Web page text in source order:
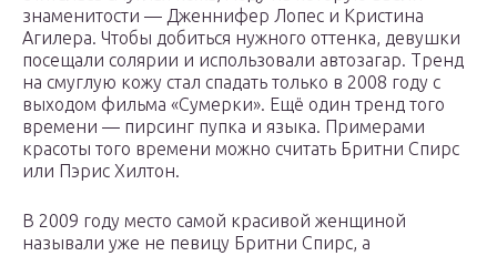
знаменитости — Дженнифер Лопес и Кристина
Агилера. Чтобы добиться нужного оттенка, девушки
посещали солярии и использовали автозагар. Тренд
на смуглую кожу стал спадать только в 2008 году с
выходом фильма «Сумерки». Ещё один тренд того
времени — пирсинг пупка и языка. Примерами
красоты того времени можно считать Бритни Спирс
или Пэрис Хилтон.
В 2009 году место самой красивой женщиной
называли уже не певицу Бритни Спирс, а